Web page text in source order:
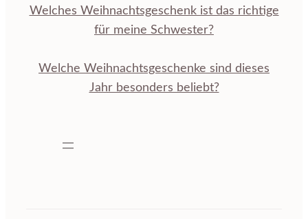
Welches Weihnachtsgeschenk ist das richtige
für meine Schwester?
Welche Weihnachtsgeschenke sind dieses
Jahr besonders beliebt?